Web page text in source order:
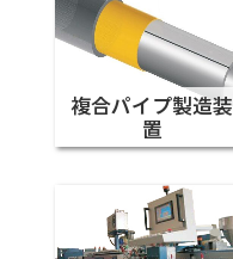
複合パイプ製造装
置